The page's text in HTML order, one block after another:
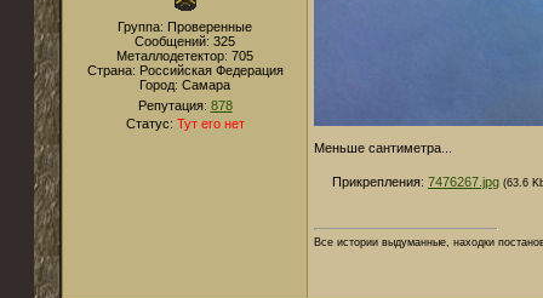
Группа: Проверенные
Сообщений: 325
Металлодетектор: 705
Страна: Российская Федерация
Город: Самара
Репутация: 878
Статус: Тут его нет
Меньше сантиметра...
Прикрепления: 7476267.jpg (63.6
Все истории выдуманные, находки